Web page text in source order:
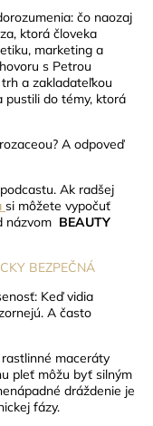
čo naozaj
ktorá človeka
marketing a
s Petrou
a zakladateľkou
pustili do témy, ktorá
A odpoveď
Ak radšej
si môžete vypočuť
názvom BEAUTY
BEZPEČNÁ
Keď vidia
A často
maceráty
pleť môžu byť silným
dráždenie je
fázy.